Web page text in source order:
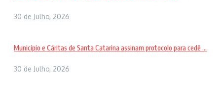
30 de Julho, 2026
Município e Cáritas de Santa Catarina assinam protocolo para cedê ...
30 de Julho, 2026